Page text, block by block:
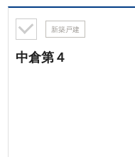
新築戸建
中倉第４